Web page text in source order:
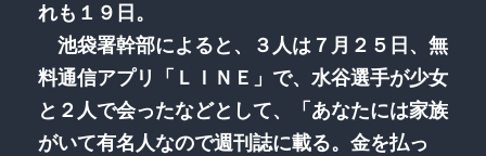
れも１９日。
池袋署幹部によると、３人は７月２５日、無
料通信アプリ「ＬＩＮＥ」で、水谷選手が少女
と２人で会ったなどとして、「あなたには家族
がいて有名人なので週刊誌に載る。金を払っ